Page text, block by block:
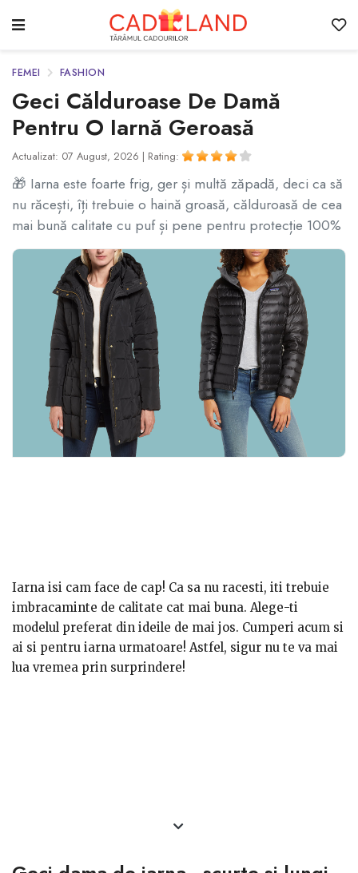
FEMEI FASHION
Geci Călduroase De Damă
Pentru O Iarnă Geroasă
Actualizat: 07 August, 2026 | Rating:
🎁 Iarna este foarte frig, ger și multă zăpadă, deci ca să
nu răcești, îți trebuie o haină groasă, călduroasă de cea
mai bună calitate cu puf și pene pentru protecție 100%
Iarna isi cam face de cap! Ca sa nu racesti, iti trebuie
imbracaminte de calitate cat mai buna. Alege-ti
modelul preferat din ideile de mai jos. Cumperi acum si
ai si pentru iarna urmatoare! Astfel, sigur nu te va mai
lua vremea prin surprindere!